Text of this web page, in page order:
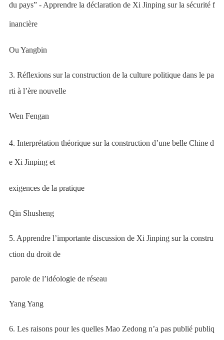
du pays”- Apprendre la déclaration de Xi Jinping sur la sécurité f
inancière
Ou Yangbin
3. Réflexions sur la construction de la culture politique dans le pa
rti à l’ère nouvelle
Wen Fengan
4. Interprétation théorique sur la construction d’une belle Chine d
e Xi Jinping et
exigences de la pratique
Qin Shusheng
5. Apprendre l’importante discussion de Xi Jinping sur la constru
ction du droit de
parole de l’idéologie de réseau
Yang Yang
6. Les raisons pour les quelles Mao Zedong n’a pas publié publiq